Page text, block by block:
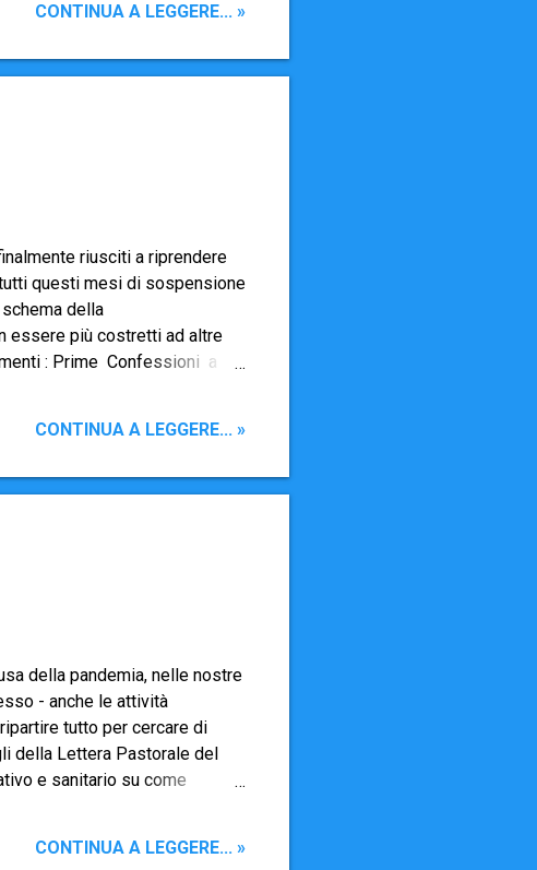
e poi per la grande
i dati che poi vanno
CONTINUA A LEGGERE... »
riusciti a riprendere
questi mesi di sospensione
della
essere più costretti ad altre
: Prime Confessioni a
Comunioni a
CONTINUA A LEGGERE... »
della pandemia, nelle nostre
- anche le attività
tutto per cercare di
della Lettera Pastorale del
e sanitario su come
e Parrocchia (come avrete
CONTINUA A LEGGERE... »